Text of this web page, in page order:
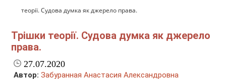
теорії. Судова думка як джерело права.
Трішки теорії. Судова думка як джерело
права.
27.07.2020
Автор: Забуранная Анастасия Александровна